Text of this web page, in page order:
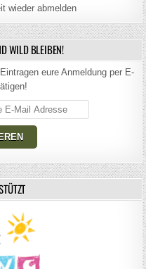
wieder abmelden
WILD BLEIBEN!
eure Anmeldung per E-